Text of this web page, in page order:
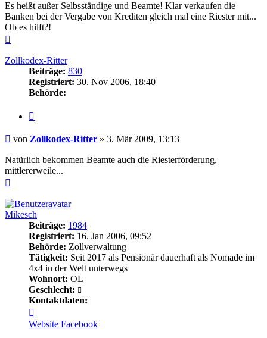
Es heißt außer Selbsständige und Beamte! Klar verkaufen die
Banken bei der Vergabe von Krediten gleich mal eine Riester mit...
Ob es hilft?!
Zollkodex-Ritter
Beiträge: 830
Registriert: 30. Nov 2006, 18:40
Behörde:
Beitrag
von Zollkodex-Ritter » 3. Mär 2009, 13:13
Natürlich bekommen Beamte auch die Riesterförderung,
mittlererweile...
Mikesch
Beiträge: 1984
Registriert: 16. Jan 2006, 09:52
Behörde: Zollverwaltung
Tätigkeit: Seit 2017 als Pensionär dauerhaft als Nomade im
4x4 in der Welt unterwegs
Wohnort: OL
Geschlecht:
Kontaktdaten:
von
Mikesch
Website Facebook